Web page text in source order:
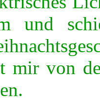
und
mir von